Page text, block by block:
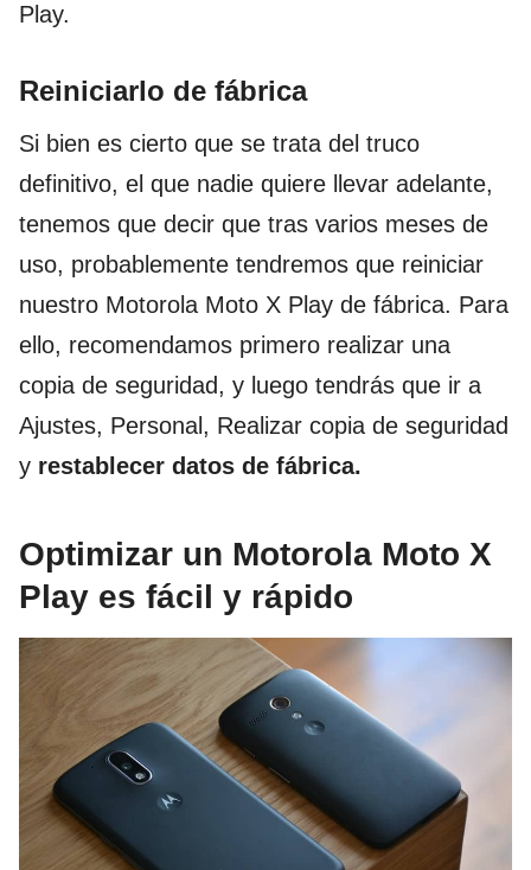
Play.
Reiniciarlo de fábrica
Si bien es cierto que se trata del truco
definitivo, el que nadie quiere llevar adelante,
tenemos que decir que tras varios meses de
uso, probablemente tendremos que reiniciar
nuestro Motorola Moto X Play de fábrica. Para
ello, recomendamos primero realizar una
copia de seguridad, y luego tendrás que ir a
Ajustes, Personal, Realizar copia de seguridad
y restablecer datos de fábrica.
Optimizar un Motorola Moto X
Play es fácil y rápido